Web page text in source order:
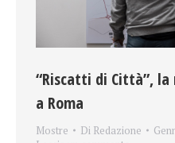
“Riscatti di Città”,
a Roma
Mostre Di Redazione